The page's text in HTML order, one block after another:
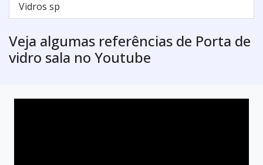
Vidros sp
Veja algumas referências de Porta de
vidro sala no Youtube